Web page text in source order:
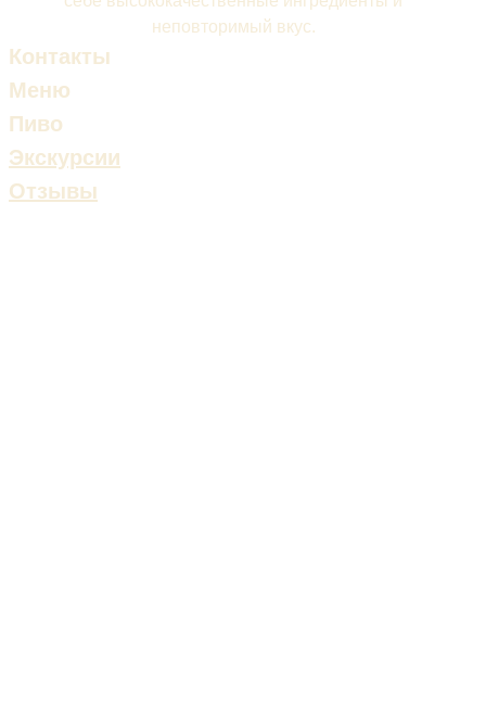
неповторимый вкус.
Контакты
Меню
Пиво
Экскурсии
Отзывы